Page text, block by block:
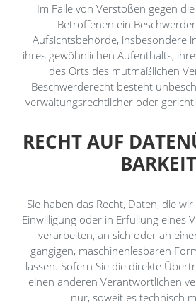
Im Falle von Verstößen gegen
Betroffenen ein
Aufsichtsbehörde, insbesondere
ihres gewöhnlichen Aufenthalts,
des Orts des mutmaßlichen
Beschwerderecht besteht
verwaltungsrechtlicher oder
RECHT AUF
BARKEIT
Sie haben das Recht, Daten, die
Einwilligung oder in Erfüllung eines
verarbeiten, an sich oder an
gängigen, maschinenlesbaren
lassen. Sofern Sie die direkte
einen anderen Verantwortlichen
nur, soweit es technisch